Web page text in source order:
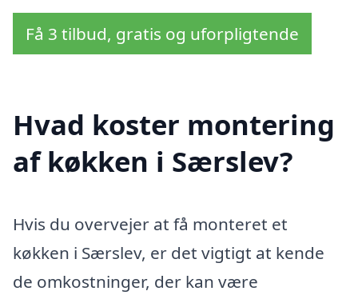
Få 3 tilbud, gratis og uforpligtende
Hvad koster montering
af køkken i Særslev?
Hvis du overvejer at få monteret et
køkken i Særslev, er det vigtigt at kende
de omkostninger, der kan være